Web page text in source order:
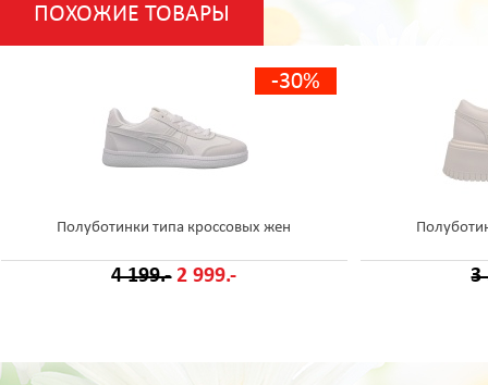
ПОХОЖИЕ ТОВАРЫ
-30%
Полуботинки типа кроссовых жен
4 199.- 2 999.- 3